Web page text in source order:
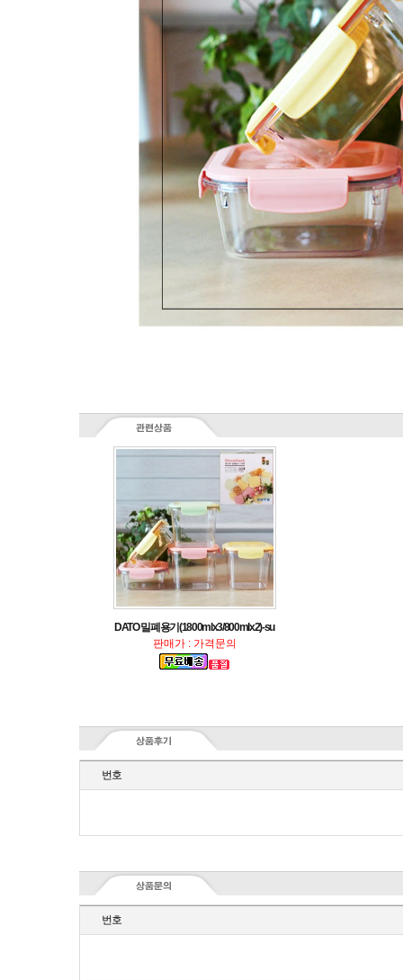
DATO 밀폐용기(1800mlx3/800mlx2)-su
판매가 : 가격문의
번호
번호